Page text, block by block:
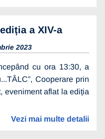
a XIV-a
2023
cu ora 13:30, a
Cooperare prin
eveniment aflat la ediția
Vezi mai multe detalii